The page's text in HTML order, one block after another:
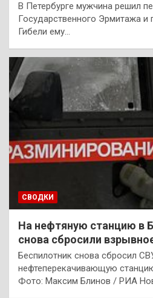
В Петербурге мужчина решил
Государственного Эрмитажа и
Гибели ему…
СВОДКИ
На нефтяную станцию в
снова сбросили
Беспилотник снова сбросил
нефтеперекачивающую
Фото: Максим Блинов / РИА